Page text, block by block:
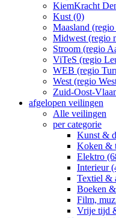
KiemKracht
Kust (0)
Maasland
Midwest (regio
Stroom (regio
ViTeS (regio
WEB (regio
West (regio
Zuid-Oost-
afgelopen veilingen
Alle veilingen
per categorie
Kunst &
Koken &
Elektro
Interieur
Textiel &
Boeken
Film,
Vrije tijd